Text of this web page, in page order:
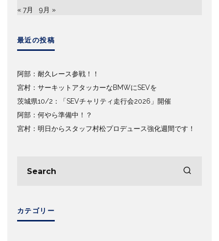
« 7月 9月 »
最近の投稿
阿部：耐久レース参戦！！
宮村：サーキットアタッカーなBMWにSEVを
茨城県10/2：「SEVチャリティ走行会2026」開催
阿部：何やら準備中！？
宮村：明日からスタッフ村松プロデュース強化週間です！
カテゴリー